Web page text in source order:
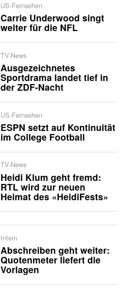
US-Fernsehen
Carrie Underwood singt
weiter für die NFL
TV-News
Ausgezeichnetes
Sportdrama landet tief in
der ZDF-Nacht
US-Fernsehen
ESPN setzt auf Kontinuität
im College Football
TV-News
Heidi Klum geht fremd:
RTL wird zur neuen
Heimat des «HeidiFests»
Intern
Abschreiben geht weiter:
Quotenmeter liefert die
Vorlagen